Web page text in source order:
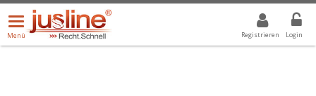
Registrieren Login
Menü
öffnen/schließen
Menü
ALLE DROPDOWN: GEWÄHLTER WERT IST ALLE